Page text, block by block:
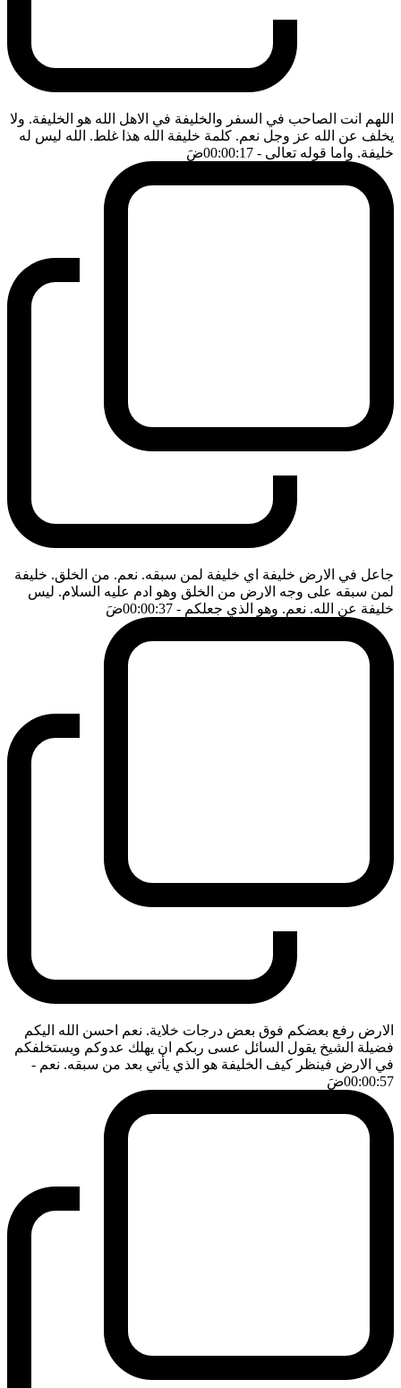
اللهم انت الصاحب في السفر والخليفة في الاهل الله هو الخليفة. ولا
يخلف عن الله عز وجل نعم. كلمة خليفة الله هذا غلط. الله ليس له
خليفة. واما قوله تعالى - 00:00:17 ضَ
جاعل في الارض خليفة اي خليفة لمن سبقه. نعم. من الخلق. خليفة
لمن سبقه على وجه الارض من الخلق وهو ادم عليه السلام. ليس
خليفة عن الله. نعم. وهو الذي جعلكم - 00:00:37 ضَ
الارض رفع بعضكم فوق بعض درجات خلاية. نعم احسن الله اليكم
فضيلة الشيخ يقول السائل عسى ربكم ان يهلك عدوكم ويستخلفكم
في الارض فينظر كيف الخليفة هو الذي يأتي بعد من سبقه. نعم -
00:00:57ضَ